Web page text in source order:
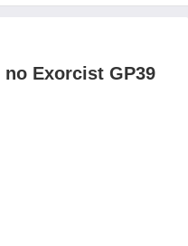
Exorcist GP39